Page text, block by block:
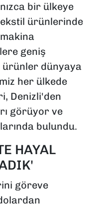
bir ülkeye
ürünlerinde
geniş
ürünler dünyaya
her ülkede
Denizli'den
görüyor ve
bulundu.
HAYAL
göreve